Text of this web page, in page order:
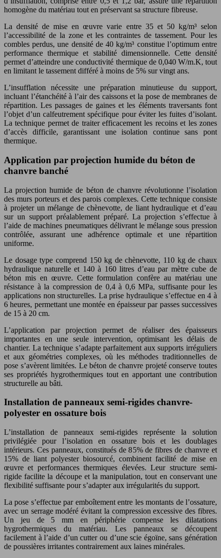
homogène du matériau tout en préservant sa structure fibreuse.
La densité de mise en œuvre varie entre 35 et 50 kg/m³ selon
l’accessibilité de la zone et les contraintes de tassement. Pour les
combles perdus, une densité de 40 kg/m³ constitue l’optimum entre
performance thermique et stabilité dimensionnelle. Cette densité
permet d’atteindre une conductivité thermique de 0,040 W/m.K, tout
en limitant le tassement différé à moins de 5% sur vingt ans.
L’insufflation nécessite une préparation minutieuse du support,
incluant l’étanchéité à l’air des caissons et la pose de membranes de
répartition. Les passages de gaines et les éléments traversants font
l’objet d’un calfeutrement spécifique pour éviter les fuites d’isolant.
La technique permet de traiter efficacement les recoins et les zones
d’accès difficile, garantissant une isolation continue sans pont
thermique.
Application par projection humide du béton de
chanvre banché
La projection humide de béton de chanvre révolutionne l’isolation
des murs porteurs et des parois complexes. Cette technique consiste
à projeter un mélange de chènevotte, de liant hydraulique et d’eau
sur un support préalablement préparé. La projection s’effectue à
l’aide de machines pneumatiques délivrant le mélange sous pression
contrôlée, assurant une adhérence optimale et une répartition
uniforme.
Le dosage type comprend 150 kg de chènevotte, 110 kg de chaux
hydraulique naturelle et 140 à 160 litres d’eau par mètre cube de
béton mis en œuvre. Cette formulation confère au matériau une
résistance à la compression de 0,4 à 0,6 MPa, suffisante pour les
applications non structurelles. La prise hydraulique s’effectue en 4 à
6 heures, permettant une montée en épaisseur par passes successives
de 15 à 20 cm.
L’application par projection permet de réaliser des épaisseurs
importantes en une seule intervention, optimisant les délais de
chantier. La technique s’adapte parfaitement aux supports irréguliers
et aux géométries complexes, où les méthodes traditionnelles de
pose s’avèrent limitées. Le béton de chanvre projeté conserve toutes
ses propriétés hygrothermiques tout en apportant une contribution
structurelle au bâti.
Installation de panneaux semi-rigides chanvre-
polyester en ossature bois
L’installation de panneaux semi-rigides représente la solution
privilégiée pour l’isolation en ossature bois et les doublages
intérieurs. Ces panneaux, constitués de 85% de fibres de chanvre et
15% de liant polyester biosourcé, combinent facilité de mise en
œuvre et performances thermiques élevées. Leur structure semi-
rigide facilite la découpe et la manipulation, tout en conservant une
flexibilité suffisante pour s’adapter aux irrégularités du support.
La pose s’effectue par emboîtement entre les montants de l’ossature,
avec un serrage modéré évitant la compression excessive des fibres.
Un jeu de 5 mm en périphérie compense les dilatations
hygrothermiques du matériau. Les panneaux se découpent
facilement à l’aide d’un cutter ou d’une scie égoïne, sans génération
de poussières irritantes contrairement aux laines minérales.